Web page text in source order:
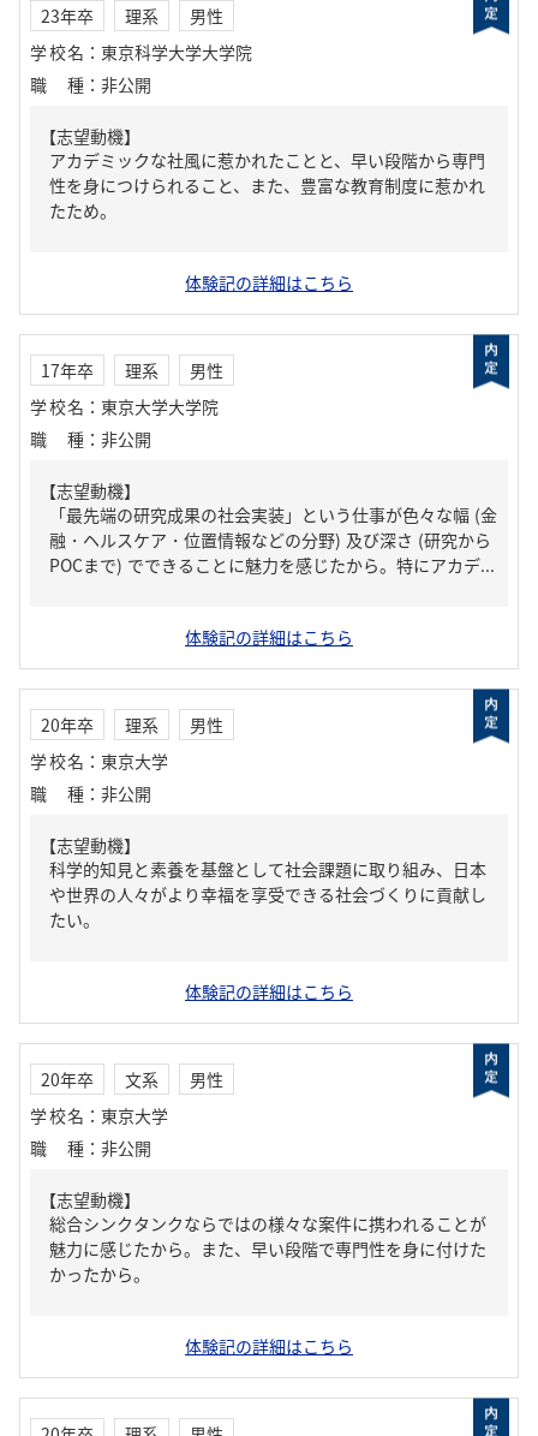
23年卒 理系
男性
学校名 ： 東京科学大学大学院
職種 ： 非公開
【志望動機】
アカデミックな社風に惹かれたことと、早い段階から専門
性を身につけられること、また、豊富な教育制度に惹かれ
たため。
体験記の詳細はこちら
17年卒 理系
男性
学校名 ： 東京大学大学院
職種 ： 非公開
【志望動機】
「最先端の研究成果の社会実装」という仕事が色々な幅 (金
融・ヘルスケア・位置情報などの分野) 及び深さ (研究から
POCまで) でできることに魅力を感じたから。特にアカデ...
体験記の詳細はこちら
20年卒 理系
男性
学校名 ： 東京大学
職種 ： 非公開
【志望動機】
科学的知見と素養を基盤として社会課題に取り組み、日本
や世界の人々がより幸福を享受できる社会づくりに貢献し
たい。
体験記の詳細はこちら
20年卒 文系
男性
学校名 ： 東京大学
職種 ： 非公開
【志望動機】
総合シンクタンクならではの様々な案件に携われることが
魅力に感じたから。また、早い段階で専門性を身に付けた
かったから。
体験記の詳細はこちら